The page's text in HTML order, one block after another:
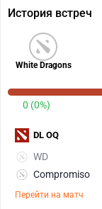
История встреч
White Dragons
0 (0%)
WD
Compromiso
Перейти на матч
DL OQ